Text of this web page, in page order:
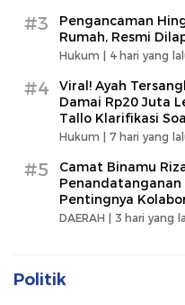
#3
Pengancaman
Rumah, Resmi
Hukum | 4 hari yang
#4
Viral! Ayah
Damai Rp20 Juta
Tallo Klarifikasi
Hukum | 7 hari yang
#5
Camat Binamu
Penandatanganan
Pentingnya
DAERAH | 3 hari yang
Politik